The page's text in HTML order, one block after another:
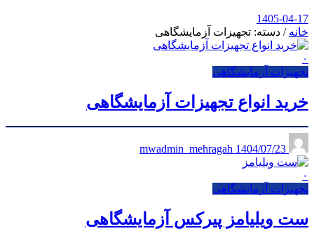
1405-04-17
خانه / دسته: تجهیزات آزمایشگاهی
۰
تجهیزات آزمایشگاهی
خرید انواع تجهیزات آزمایشگاهی
1404/07/23
۰
تجهیزات آزمایشگاهی
ست ویلیامز پیرکس آزمایشگاهی